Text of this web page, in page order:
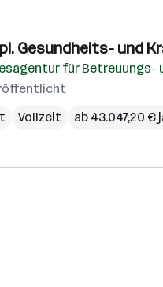
Gesundheits- und
für
Vollzeit ab 43.047,20 €